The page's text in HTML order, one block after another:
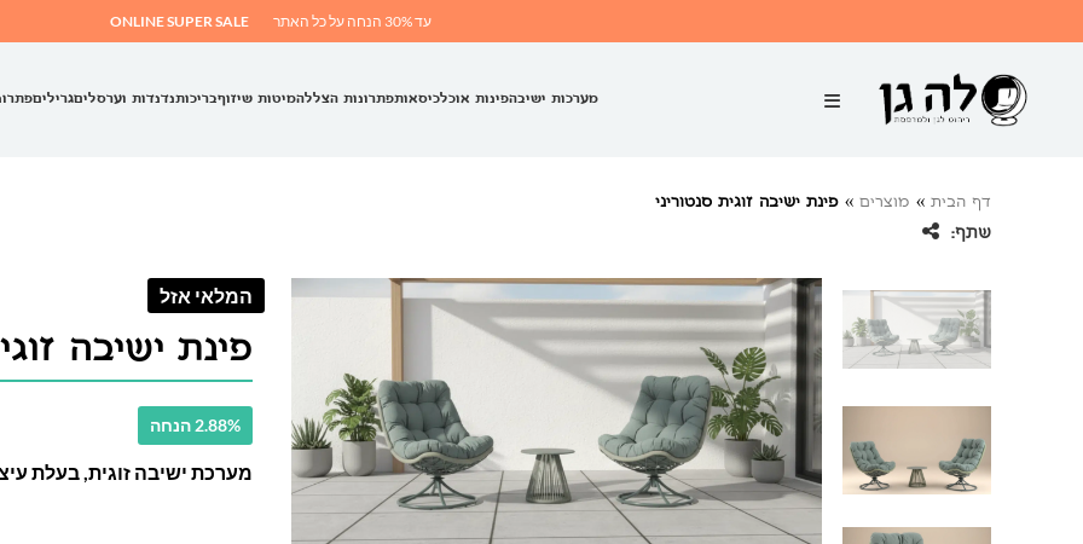
עד 30% הנחה על כל האתר ONLINE SUPER SALE
מערכות ישיבהפינות אוכלכיסאותפתרונות הצללהמיטות שיזוףבריכותנדנדות וערסליםגרילים
דף הבית » מוצרים » פינת ישיבה זוגית סנטוריני
שתף:
המלאי אזל
פינת ישיבה
2.88% הנחה
מערכת ישיבה זוגית, בעלת